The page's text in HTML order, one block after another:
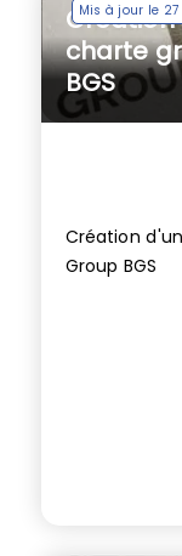
Mis à jour le
Création
charte
BGS
Création
Group BGS